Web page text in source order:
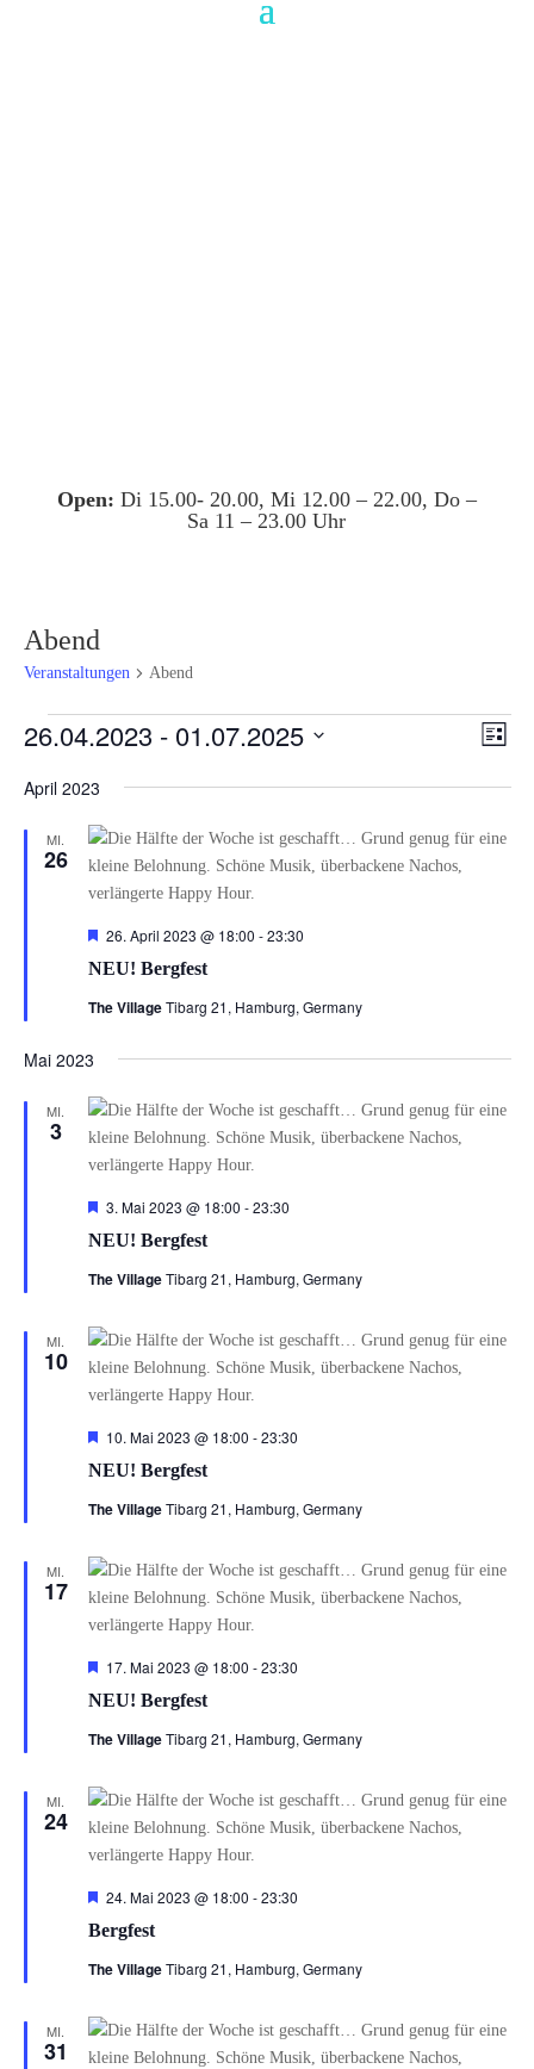
Open: Di 15.00- 20.00, Mi 12.00 – 22.00, Do –
Sa 11 – 23.00 Uhr
Abend
Veranstaltungen Abend
Veranstaltungen Liste
26.04.2023 - 01.07.2025
wählen.
April 2023
MI.
26
NEU! Bergfest
Hervorgehoben
26. April 2023 @ 18:00 -23:30
The VillageTibarg 21, Hamburg, Germany
Mai 2023
MI.
3
NEU! Bergfest
Hervorgehoben
3. Mai 2023 @ 18:00 -23:30
The VillageTibarg 21, Hamburg, Germany
MI.
10
NEU! Bergfest
Hervorgehoben
10. Mai 2023 @ 18:00 -23:30
The VillageTibarg 21, Hamburg, Germany
MI.
17
NEU! Bergfest
Hervorgehoben
17. Mai 2023 @ 18:00 -23:30
The VillageTibarg 21, Hamburg, Germany
MI.
24
Bergfest
Hervorgehoben
24. Mai 2023 @ 18:00 -23:30
The VillageTibarg 21, Hamburg, Germany
MI.
31